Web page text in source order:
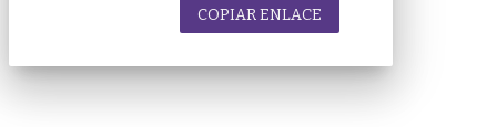
COPIAR ENLACE